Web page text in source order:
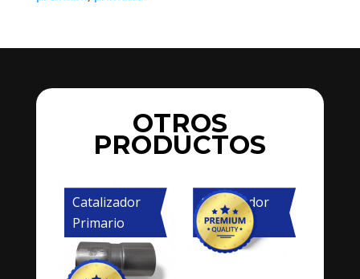
OTROS
PRODUCTOS
Catalizador
Primario
Catalizador
Primario